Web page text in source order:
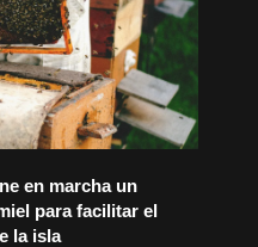
en marcha un
para facilitar el
la isla